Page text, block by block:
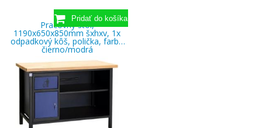
Pracovný stôl,
1190x650x850mm šxhxv, 1x
odpadkový kôš, polička, farba
čierno/modrá